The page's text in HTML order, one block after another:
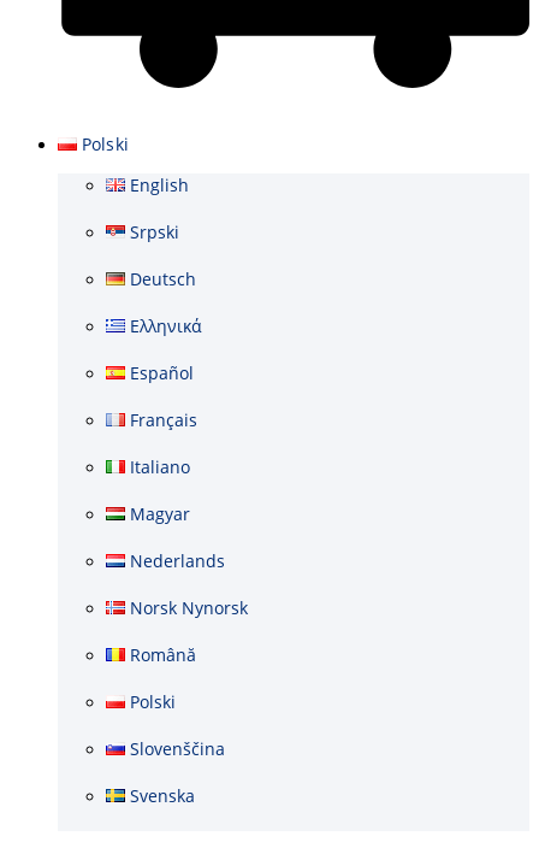
Polski
English
Srpski
Deutsch
Ελληνικά
Español
Français
Italiano
Magyar
Nederlands
Norsk Nynorsk
Română
Polski
Slovenščina
Svenska